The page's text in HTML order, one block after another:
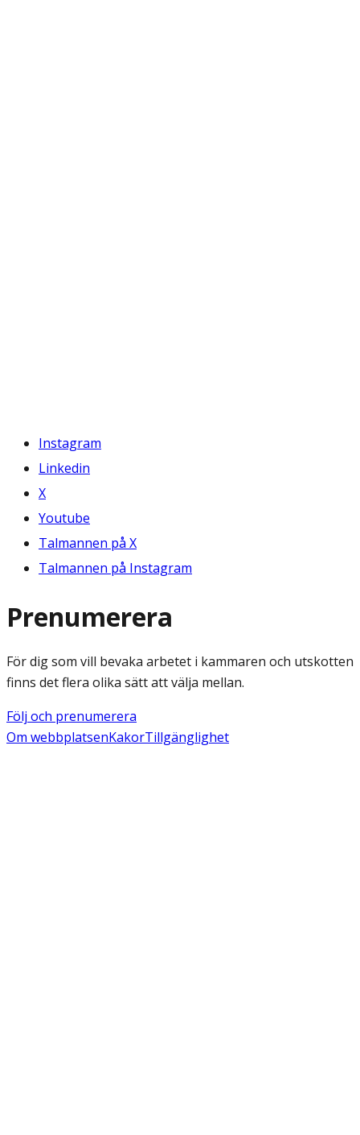
Instagram
Linkedin
X
Youtube
Talmannen på X
Talmannen på Instagram
Prenumerera
För dig som vill bevaka arbetet i kammaren och utskotten
finns det flera olika sätt att välja mellan.
Följ och prenumerera
Om webbplatsenKakorTillgänglighet